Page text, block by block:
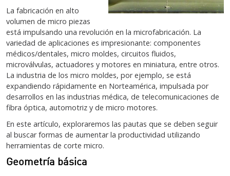
La fabricación en alto
volumen de micro piezas
está impulsando una revolución en la microfabricación. La
variedad de aplicaciones es impresionante: componentes
médicos/dentales, micro moldes, circuitos fluidos,
microválvulas, actuadores y motores en miniatura, entre otros.
La industria de los micro moldes, por ejemplo, se está
expandiendo rápidamente en Norteamérica, impulsada por
desarrollos en las industrias médica, de telecomunicaciones de
fibra óptica, automotriz y de micro motores.
En este artículo, exploraremos las pautas que se deben seguir
al buscar formas de aumentar la productividad utilizando
herramientas de corte micro.
Geometría básica